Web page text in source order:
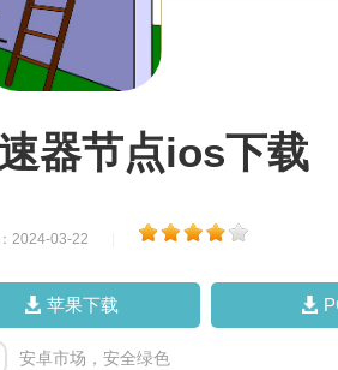
器节点ios下载
2024-03-22
苹果下载
安卓市场，安全绿色